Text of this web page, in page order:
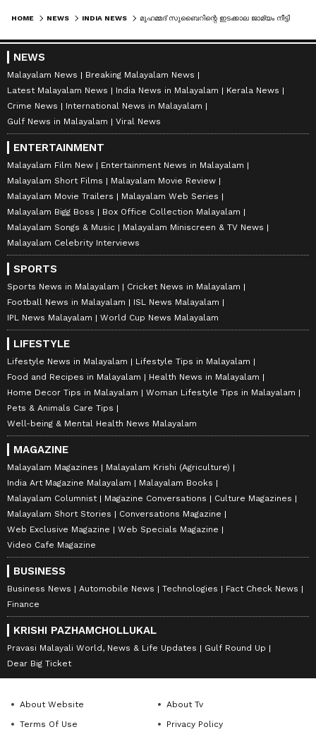
HOME NEWS INDIA NEWS
NEWS
Malayalam News
Breaking Malayalam News
Latest Malayalam News
India News in Malayalam
Kerala News
Crime News
International News in Malayalam
Gulf News in Malayalam
Viral News
ENTERTAINMENT
Malayalam Film New
Entertainment News in Malayalam
Malayalam Short Films
Malayalam Movie Review
Malayalam Movie Trailers
Malayalam Web Series
Malayalam Bigg Boss
Box Office Collection Malayalam
Malayalam Songs & Music
Malayalam Miniscreen & TV News
Malayalam Celebrity Interviews
SPORTS
Sports News in Malayalam
Cricket News in Malayalam
Football News in Malayalam
ISL News Malayalam
IPL News Malayalam
World Cup News Malayalam
LIFESTYLE
Lifestyle News in Malayalam
Lifestyle Tips in Malayalam
Food and Recipes in Malayalam
Health News in Malayalam
Home Decor Tips in Malayalam
Woman Lifestyle Tips in Malayalam
Pets & Animals Care Tips
Well-being & Mental Health News Malayalam
MAGAZINE
Malayalam Magazines
Malayalam Krishi (Agriculture)
India Art Magazine Malayalam
Malayalam Books
Malayalam Columnist
Magazine Conversations
Culture Magazines
Malayalam Short Stories
Conversations Magazine
Web Exclusive Magazine
Web Specials Magazine
Video Cafe Magazine
BUSINESS
Business News Automobile News Technologies
Fact Check News
Finance
KRISHI PAZHAMCHOLLUKAL
Pravasi Malayali World, News & Life Updates
Gulf Round Up
Dear Big Ticket
About Website
About Tv
Terms Of Use
Privacy Policy